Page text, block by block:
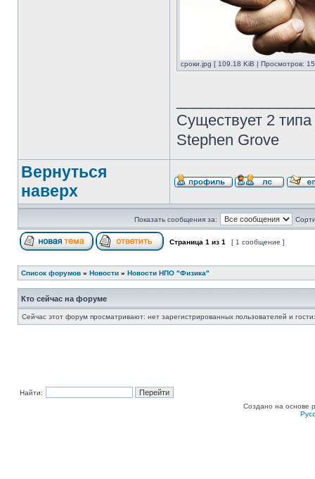
сроки.jpg [ 109.18 KiB | Просмотров:
Существует 2
Stephen Grove
Вернуться
наверх
Показать сообщения за:
Страница 1 из 1 [ 1 сообщение ]
Список форумов » Новости » Новости НПО "Физика"
Кто сейчас на форуме
Сейчас этот форум просматривают: нет зарегистрированных пользователей и
Найти:
Создано на основе